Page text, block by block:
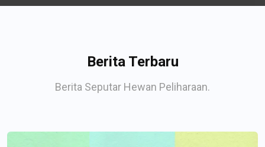
Berita Terbaru
Berita Seputar Hewan Peliharaan.